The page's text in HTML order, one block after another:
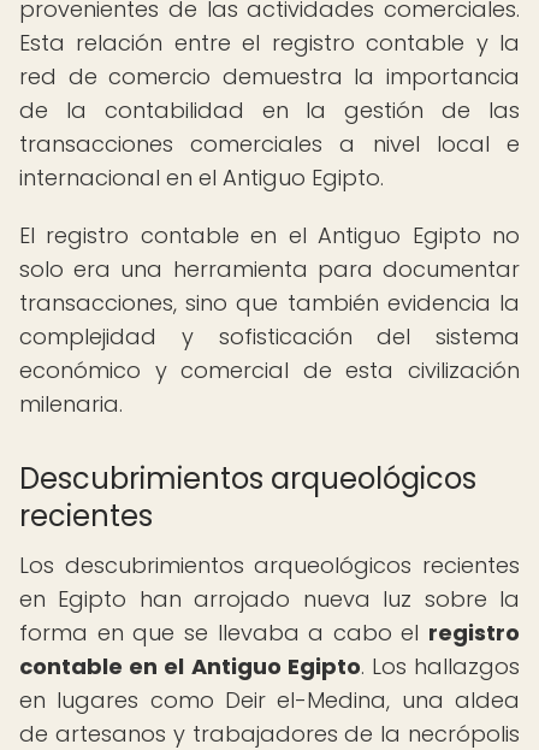
provenientes de las actividades comerciales.
Esta relación entre el registro contable y la
red de comercio demuestra la importancia
de la contabilidad en la gestión de las
transacciones comerciales a nivel local e
internacional en el Antiguo Egipto.
El registro contable en el Antiguo Egipto no
solo era una herramienta para documentar
transacciones, sino que también evidencia la
complejidad y sofisticación del sistema
económico y comercial de esta civilización
milenaria.
Descubrimientos arqueológicos
recientes
Los descubrimientos arqueológicos recientes
en Egipto han arrojado nueva luz sobre la
forma en que se llevaba a cabo el registro
contable en el Antiguo Egipto. Los hallazgos
en lugares como Deir el-Medina, una aldea
de artesanos y trabajadores de la necrópolis